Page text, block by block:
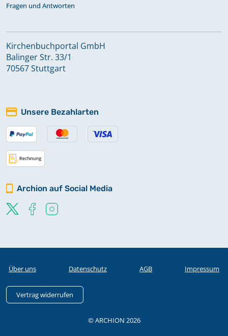
Fragen und Antworten
Kirchenbuchportal GmbH
Balinger Str. 33/1
70567 Stuttgart
Unsere Bezahlarten
Archion auf Social Media
Über uns Datenschutz AGB Impressum
Vertrag widerrufen
© ARCHION 2026